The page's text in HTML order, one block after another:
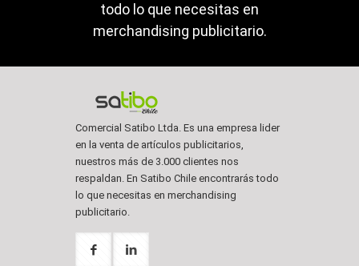
todo lo que necesitas en
merchandising publicitario.
Comercial Satibo Ltda. Es una empresa lider
en la venta de artículos publicitarios,
nuestros más de 3.000 clientes nos
respaldan. En Satibo Chile encontrarás todo
lo que necesitas en merchandising
publicitario.